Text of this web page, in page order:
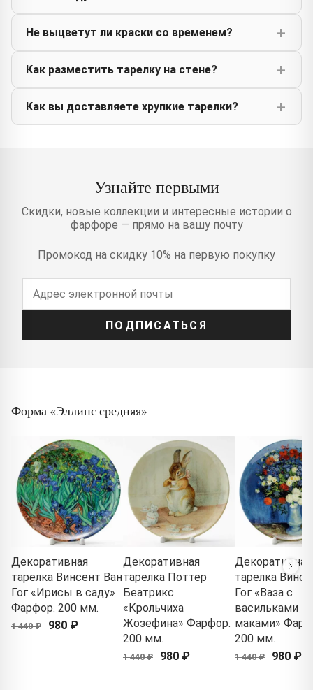
Не выцветут ли краски со временем?
Как разместить тарелку на стене?
Как вы доставляете хрупкие тарелки?
Узнайте первыми
Скидки, новые коллекции и интересные истории о
фарфоре — прямо на вашу почту
Промокод на скидку 10% на первую покупку
ПОДПИСАТЬСЯ
Форма «Эллипс средняя»
Декоративная
тарелка Винсент Ван
Гог «Ирисы в саду»
Фарфор. 200 мм.
1 440 ₽ 980 ₽
Декоративная
тарелка Поттер
Беатрикс
«Крольчиха
Жозефина» Фарфор.
200 мм.
1 440 ₽ 980 ₽
Декоративная
тарелка
Гог «Ваза с
васильками и
маками»
200 мм.
1 440 ₽ 980 ₽